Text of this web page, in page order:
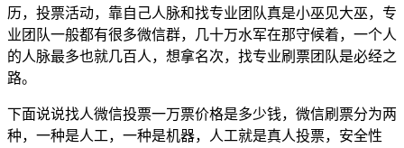
历，投票活动，靠自己人脉和找专业团队真是小巫见大巫，专
业团队一般都有很多微信群，几十万水军在那守候着，一个人
的人脉最多也就几百人，想拿名次，找专业刷票团队是必经之
路。
下面说说找人微信投票一万票价格是多少钱，微信刷票分为两
种，一种是人工，一种是机器，人工就是真人投票，安全性